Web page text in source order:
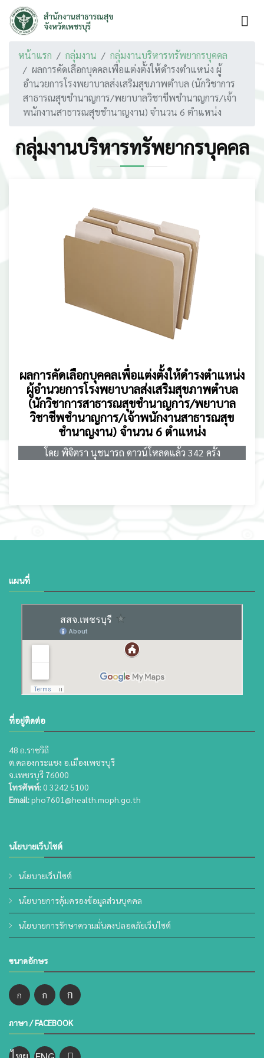
หน้าแรก กลุ่มงาน
กลุ่มงานบริหารทรัพยากรบุคคล
ผลการคัดเลือกบุคคลเพื่อแต่งตั้งให้ดำรงตำแหน่ง ผู้
อำนวยการโรงพยาบาลส่งเสริมสุขภาพตำบล (นักวิชาการ
สาธารณสุขชำนาญการ/พยาบาลวิชาชีพชำนาญการ/เจ้า
พนักงานสาธารณสุขชำนาญงาน) จำนวน 6 ตำแหน่ง
กลุ่มงานบริหารทรัพยากรบุคคล
ผลการคัดเลือกบุคคลเพื่อแต่งตั้งให้ดำรงตำแหน่ง
ผู้อำนวยการโรงพยาบาลส่งเสริมสุขภาพตำบล
(นักวิชาการสาธารณสุขชำนาญการ/พยาบาล
วิชาชีพชำนาญการ/เจ้าพนักงานสาธารณสุข
ชำนาญงาน) จำนวน 6 ตำแหน่ง
โดย พิจิตรา นุชนารถ ดาวน์โหลดแล้ว 342 ครั้ง
แผนที่
ที่อยู่ติดต่อ
48 ถ.ราชวิถี
ต.คลองกระแชง อ.เมืองเพชรบุรี
จ.เพชรบุรี 76000
โทรศัพท์:0 3242 5100
Email:pho7601@health.moph.go.th
นโยบายเว็บไซต์
นโยบายเว็บไซต์
นโยบายการคุ้มครองข้อมูลส่วนบุคคล
นโยบายการรักษาความมั่นคงปลอดภัยเว็บไซต์
ขนาดอักษร
ก ก ก
ภาษา / FACEBOOK